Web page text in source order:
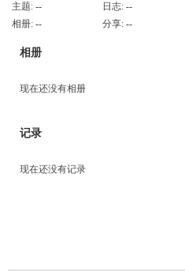
主题: -- 日志: --
相册: -- 分享: --
相册
现在还没有相册
记录
现在还没有记录